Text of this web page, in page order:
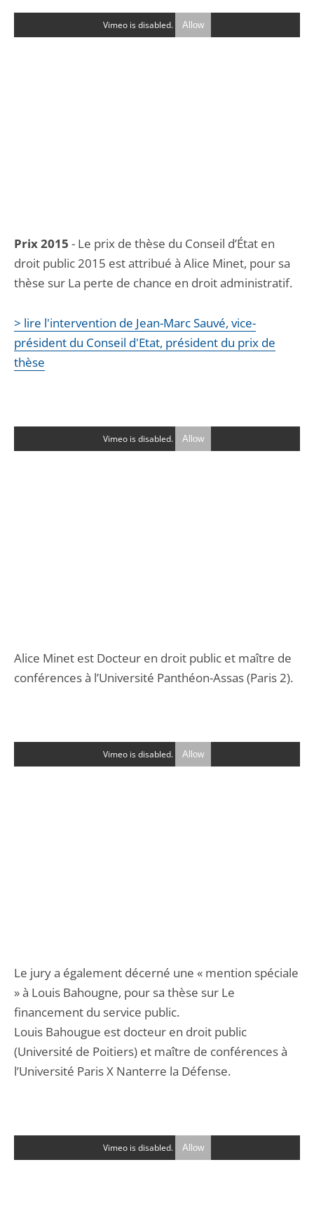
Vimeo is disabled. Allow
Prix 2015 - Le prix de thèse du Conseil d’État en
droit public 2015 est attribué à Alice Minet, pour sa
thèse sur La perte de chance en droit administratif.
> lire l'intervention de Jean-Marc Sauvé, vice-
président du Conseil d'Etat, président du prix de
thèse
Vimeo is disabled. Allow
Alice Minet est Docteur en droit public et maître de
conférences à l’Université Panthéon-Assas (Paris 2).
Vimeo is disabled. Allow
Le jury a également décerné une « mention spéciale
» à Louis Bahougne, pour sa thèse sur Le
financement du service public.
Louis Bahougue est docteur en droit public
(Université de Poitiers) et maître de conférences à
l’Université Paris X Nanterre la Défense.
Vimeo is disabled. Allow